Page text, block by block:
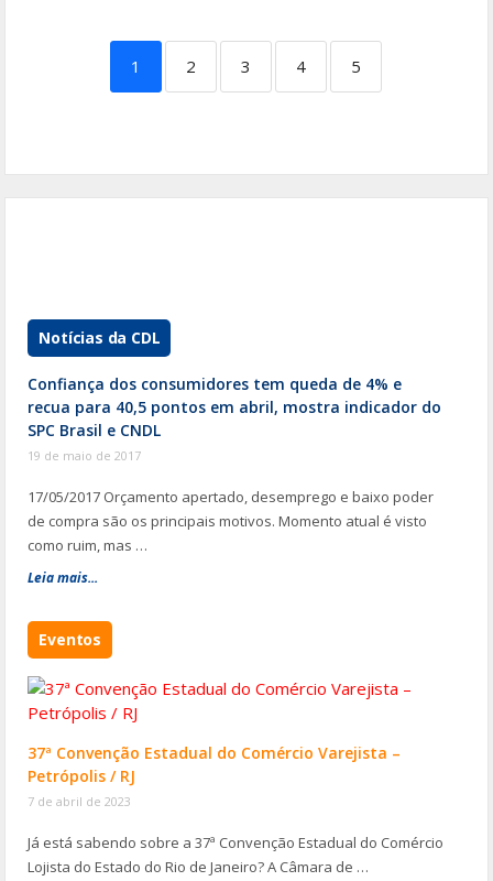
1 2 3 4 5
Notícias da CDL
Confiança dos consumidores tem queda de 4% e
recua para 40,5 pontos em abril, mostra indicador do
SPC Brasil e CNDL
19 de maio de 2017
17/05/2017 Orçamento apertado, desemprego e baixo poder
de compra são os principais motivos. Momento atual é visto
como ruim, mas …
Leia mais...
Eventos
37ª Convenção Estadual do Comércio Varejista –
Petrópolis / RJ
7 de abril de 2023
Já está sabendo sobre a 37ª Convenção Estadual do Comércio
Lojista do Estado do Rio de Janeiro? A Câmara de …